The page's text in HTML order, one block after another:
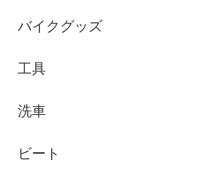
バイクグッズ
工具
洗車
ビート